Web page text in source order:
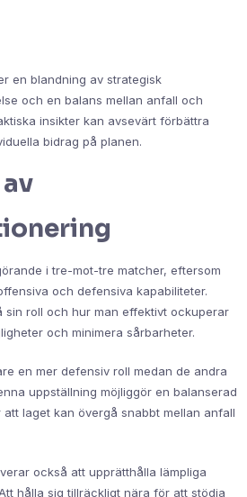
en blandning av strategisk
och en balans mellan anfall och
insikter kan avsevärt förbättra
bidrag på planen.
i tre-mot-tre matcher, eftersom
och defensiva kapabiliteter.
sin roll och hur man effektivt ockuperar
och minimera sårbarheter.
en mer defensiv roll medan de andra
uppställning möjliggör en balanserad
laget kan övergå snabbt mellan anfall
också att upprätthålla lämpliga
hålla sig tillräckligt nära för att stödja